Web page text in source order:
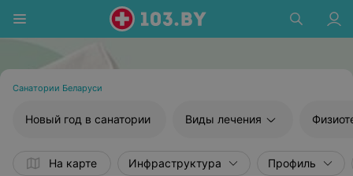
Санатории Беларуси
Новый год в санатории Виды лечения
На карте Инфраструктура Профиль